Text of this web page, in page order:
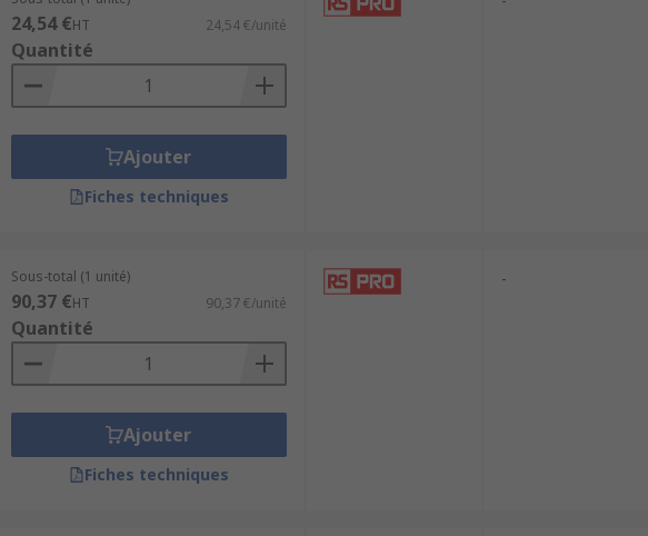
24,54 €HT 24,54 €/unité
Quantité
Ajouter
Fiches techniques
Sous-total (1 unité)
90,37 €HT 90,37 €/unité
Quantité
Ajouter
Fiches techniques
-